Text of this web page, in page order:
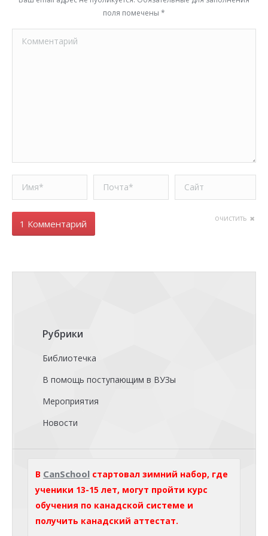
поля помечены *
Комментарий
Имя * Почта * Сайт
очистить
1 Комментарий
Рубрики
Библиотечка
В помощь поступающим в ВУЗы
Мероприятия
Новости
В CanSchool стартовал зимний набор, где
ученики 13-15 лет, могут пройти курс
обучения по канадской системе и
получить канадский аттестат.